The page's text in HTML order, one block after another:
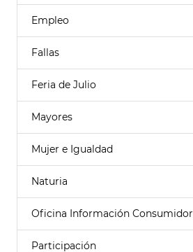
Empleo
Fallas
Feria de Julio
Mayores
Mujer e Igualdad
Naturia
Oficina Información Consumidor
Participación